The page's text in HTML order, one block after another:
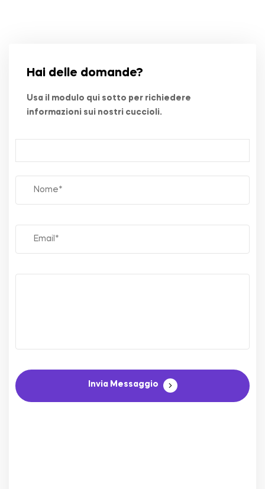
Hai delle domande?
Usa il modulo qui sotto per richiedere
informazioni sui nostri cuccioli.
Invia Messaggio